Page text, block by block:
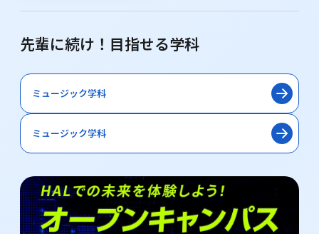
先輩に続け！目指せる学科
ミュージック学科
ミュージック学科